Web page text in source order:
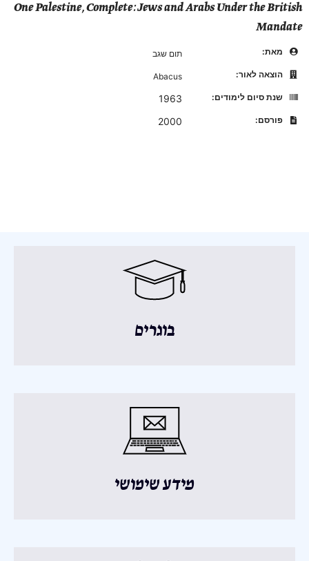
One Palestine, Complete: Jews and Arabs Under the British
Mandate
מאת:
תום שגב
הוצאה לאור:
Abacus
שנת סיום לימודים:
1963
פורסם: 2000
בוגרים
מידע שימושי